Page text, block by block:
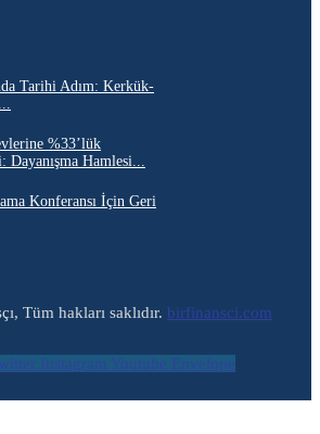
Tarihi Adım: Kerkük-
%33’lük
Dayanışma Hamlesi...
Konferansı İçin Geri
Tüm hakları saklıdır. birfinansci.com
Instagram Youtube Envelope